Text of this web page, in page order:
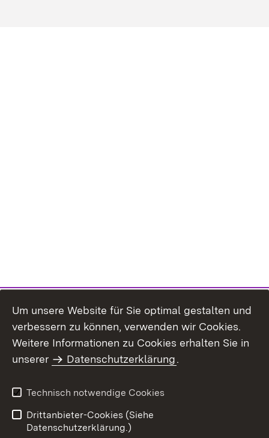
Themenübersicht
Um unsere Website für Sie optimal gestalten und
verbessern zu können, verwenden wir Cookies.
Weitere Informationen zu Cookies erhalten Sie in
unserer
Datenschutzerklärung.
Technisch notwendige Cookies
Drittanbieter-Cookies (Siehe
Datenschutzerklärung.)